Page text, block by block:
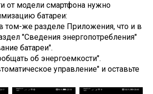
от модели смартфона нужно
батареи:
том-же разделе Приложения, что и в
"Сведения энергопотребления"
батареи".
об энергоемкости".
управление" и оставьте